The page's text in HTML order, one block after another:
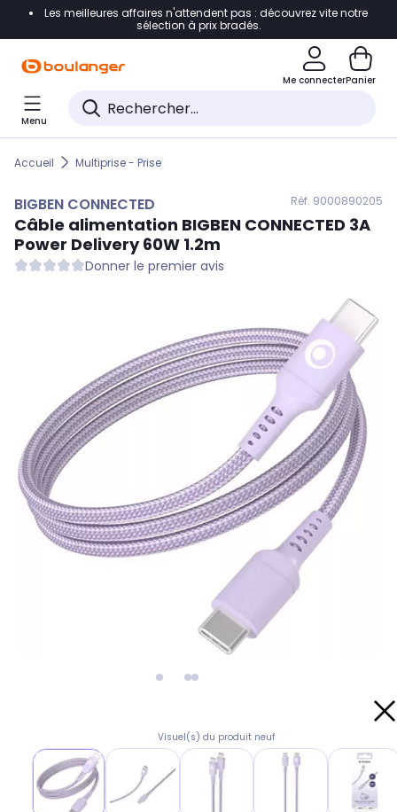
Accéder directement à la navigation
Accéder directement au pied de page
Accéder directement au chatbot
Les meilleures affaires n'attendent pas : découvrez vite notre
sélection à prix bradés.
Me connecterPanier
Menu
Accueil Multiprise - Prise
BIGBEN CONNECTED Réf. 9000890205
Câble alimentation BIGBEN CONNECTED 3A
Power Delivery 60W 1.2m
Donner le premier avis
Visuel(s) du produit neuf